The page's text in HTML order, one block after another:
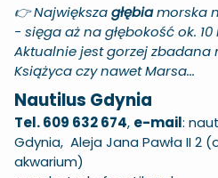
👉 Największagłębiamorska
- sięga aż na głębokość ok.
Aktualnie jest gorzej zbadana
Książyca czy nawet Marsa...
Nautilus Gdynia
Tel. 609 632 674, e-mail:
Gdynia, Aleja Jana Pawła II 2
akwarium)